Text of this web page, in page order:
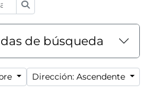
de búsqueda
Dirección: Ascendente